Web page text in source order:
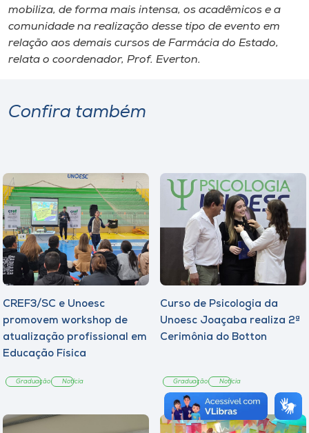
mobiliza, de forma mais intensa, os acadêmicos e a
comunidade na realização desse tipo de evento em
relação aos demais cursos de Farmácia do Estado,
relata o coordenador, Prof. Everton.
Confira também
CREF3/SC e Unoesc
promovem workshop de
atualização profissional em
Educação Física
Graduação Notícia
Curso de Psicologia da
Unoesc Joaçaba realiza 2ª
Cerimônia do Botton
Graduação Notícia